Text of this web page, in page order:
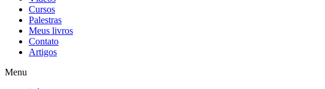
Cursos
Palestras
Meus livros
Contato
Artigos
Menu